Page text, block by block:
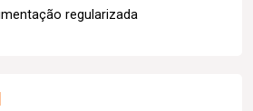
regularizada